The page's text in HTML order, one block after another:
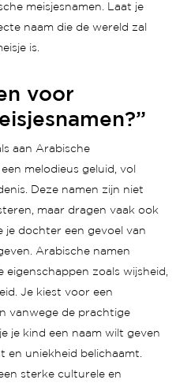
meisjesnamen. Laat je
naam die de wereld zal
is.
voor
aan Arabische
melodieus geluid, vol
Deze namen zijn niet
maar dragen vaak ook
je dochter een gevoel van
Arabische namen
eigenschappen zoals wijsheid,
Je kiest voor een
vanwege de prachtige
je kind een naam wilt geven
en uniekheid belichaamt.
sterke culturele en